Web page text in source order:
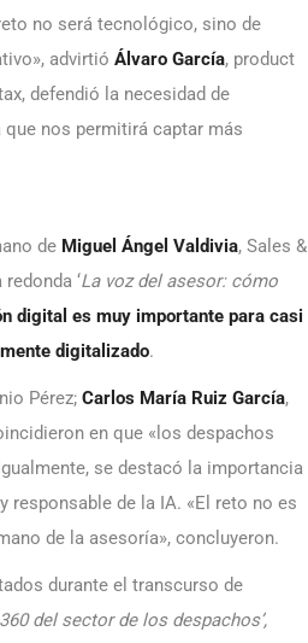
no será tecnológico, sino de
advirtió Álvaro García, product
defendió la necesidad de
que nos permitirá captar más
de Miguel Ángel Valdivia, Sales &
‘La voz del asesor: cómo
digital es muy importante para casi
digitalizado.
Pérez; Carlos María Ruiz García,
en que «los despachos
se destacó la importancia
responsable de la IA. «El reto no es
de la asesoría», concluyeron.
durante el transcurso de
del sector de los despachos’,